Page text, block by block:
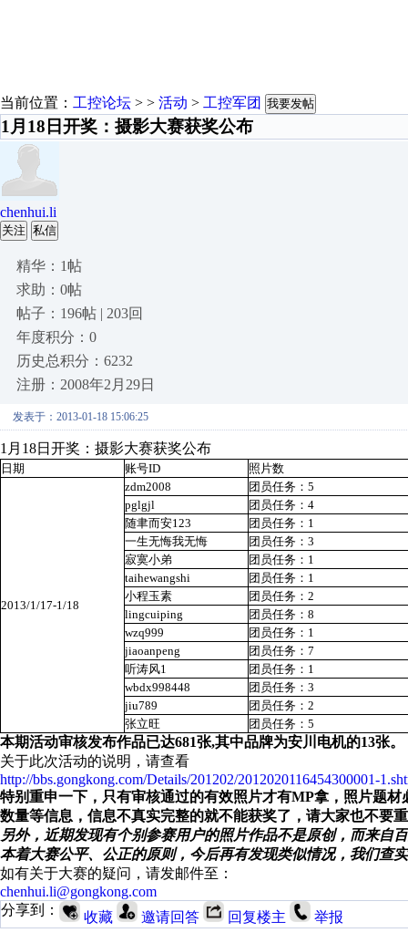
当前位置： 工控论坛 > > 活动 > 工控军团 我要发帖
1月18日开奖：摄影大赛获奖公布
chenhui.li
关注 私信
精华：1帖
求助：0帖
帖子：196帖 | 203回
年度积分：0
历史总积分：6232
注册：2008年2月29日
发表于：2013-01-18 15:06:25
1月18日开奖：摄影大赛获奖公布
日期 账号ID 照片数
2013/1/17-1/18
zdm2008
团员任务：5
pglgjl
团员任务：4
随聿而安123
团员任务：1
一生无悔我无悔
团员任务：3
寂寞小弟
团员任务：1
taihewangshi
团员任务：1
小程玉素
团员任务：2
lingcuiping
团员任务：8
wzq999
团员任务：1
jiaoanpeng
团员任务：7
听涛风1
团员任务：1
wbdx998448
团员任务：3
jiu789
团员任务：2
张立旺
团员任务：5
本期活动审核发布作品已达681张,其中品牌为安川电机的13张。
关于此次活动的说明，请查看
http://bbs.gongkong.com/Details/201202/2012020116454300001-
特别重申一下，只有审核通过的有效照片才有MP拿，照片题
数量等信息，信息不真实完整的就不能获奖了，请大家也不要
另外，近期发现有个别参赛用户的照片作品不是原创，而来自
本着大赛公平、公正的原则，今后再有发现类似情况，我们查
如有关于大赛的疑问，请发邮件至：
chenhui.li@gongkong.com
分享到：
收藏 邀请回答 回复楼主 举报